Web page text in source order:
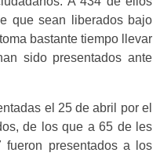
que sean liberados bajo
bastante tiempo llevar
sido presentados ante
el 25 de abril por el
de los que a 65 de les
presentados a los